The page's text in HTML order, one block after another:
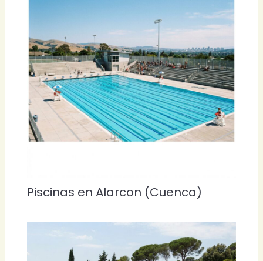
Piscinas en Alarcon (Cuenca)